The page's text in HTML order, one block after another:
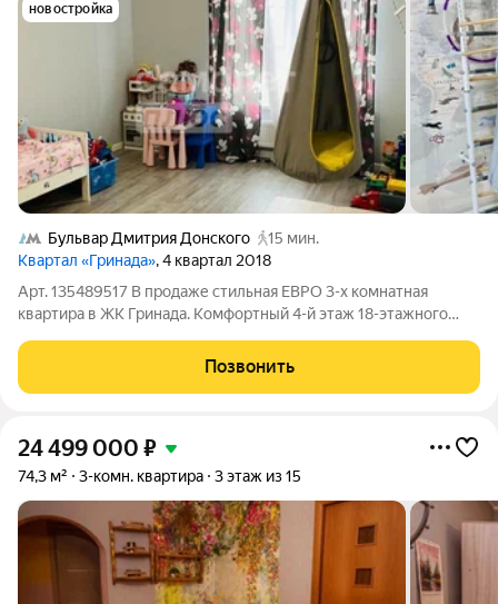
новостройка
Бульвар Дмитрия Донского
15 мин.
Квартал «Гринада», 4 квартал 2018
Арт. 135489517 В продаже стильная ЕВРО 3-х комнатная
квартира в ЖК Гринада. Комфортный 4-й этаж 18-этажного
Функциональная планировка, две изолированые просторные
комнаты правильной формы. Общая
Позвонить
24 499 000 ₽
74,3 м² 3-комн. квартира 3 этаж из 15